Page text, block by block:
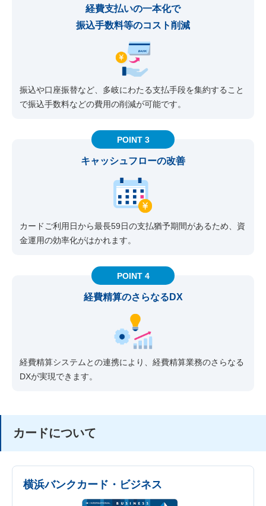
経費支払いの一本化で
振込手数料等のコスト削減
振込や口座振替など、多岐にわたる支払手段を集約すること
で振込手数料などの費用の削減が可能です。
POINT 3
キャッシュフローの改善
カードご利用日から最長59日の支払猶予期間があるため、資
金運用の効率化がはかれます。
POINT 4
経費精算のさらなるDX
経費精算システムとの連携により、経費精算業務のさらなる
DXが実現できます。
カードについて
横浜バンクカード・ ビジネス